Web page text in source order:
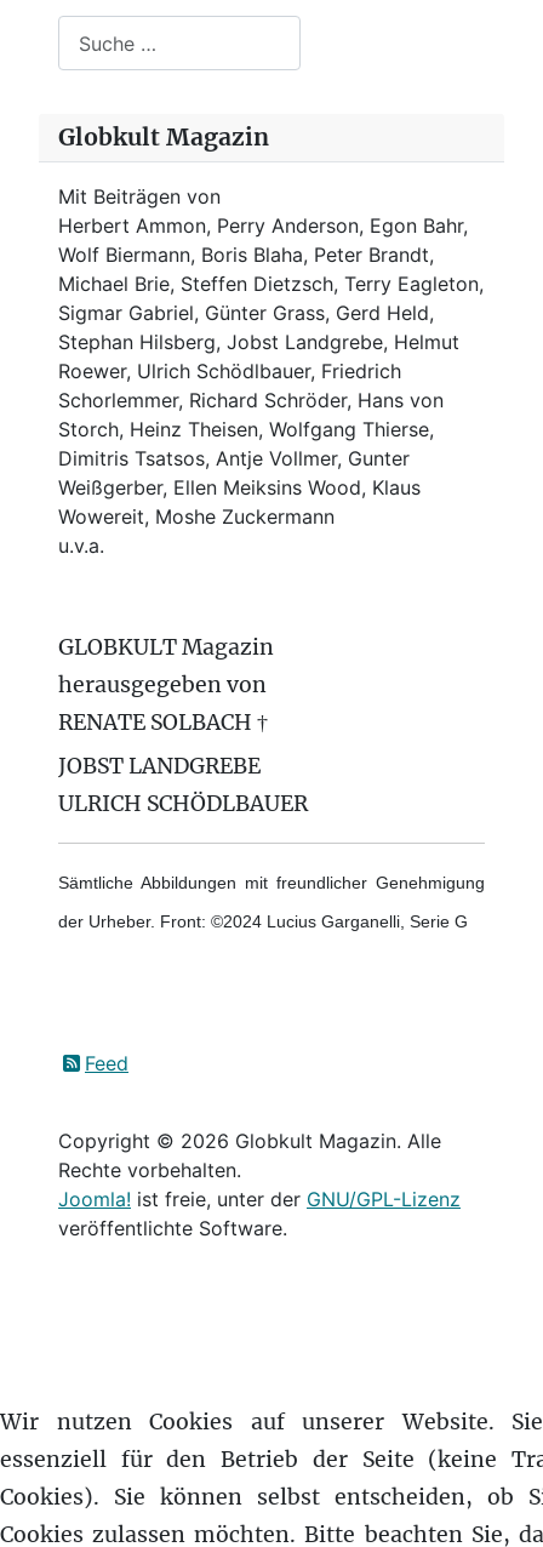
Globkult Magazin
Mit Beiträgen von
Herbert Ammon, Perry Anderson, Egon Bahr,
Wolf Biermann, Boris Blaha, Peter Brandt,
Michael Brie, Steffen Dietzsch, Terry Eagleton,
Sigmar Gabriel, Günter Grass, Gerd Held,
Stephan Hilsberg, Jobst Landgrebe, Helmut
Roewer, Ulrich Schödlbauer, Friedrich
Schorlemmer, Richard Schröder, Hans von
Storch, Heinz Theisen, Wolfgang Thierse,
Dimitris Tsatsos, Antje Vollmer, Gunter
Weißgerber, Ellen Meiksins Wood, Klaus
Wowereit, Moshe Zuckermann
u.v.a.
GLOBKULT Magazin
herausgegeben von
RENATE SOLBACH †
JOBST LANDGREBE
ULRICH SCHÖDLBAUER
Sämtliche Abbildungen mit freundlicher Genehmigung
der Urheber. Front: ©2024 Lucius Garganelli, Serie G
Feed
Copyright © 2026 Globkult Magazin. Alle
Rechte vorbehalten.
Joomla! ist freie, unter der GNU/GPL-Lizenz
veröffentlichte Software.
Wir nutzen Cookies auf unserer Website.
essenziell für den Betrieb der Seite (keine
Cookies). Sie können selbst entscheiden, ob
Cookies zulassen möchten. Bitte beachten Sie,